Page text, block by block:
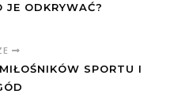
ODKRYWAĆ?
SPORTU I